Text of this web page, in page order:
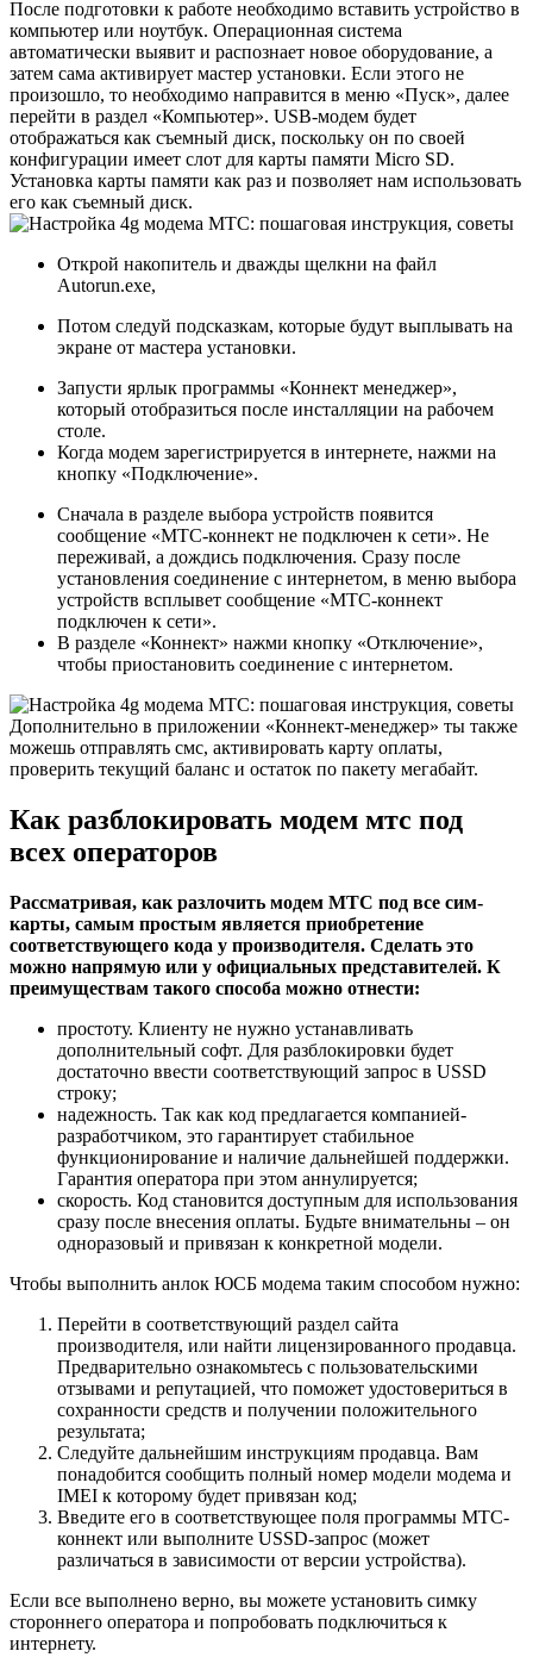
После подготовки к работе необходимо вставить устройство в
компьютер или ноутбук. Операционная система
автоматически выявит и распознает новое оборудование, а
затем сама активирует мастер установки. Если этого не
произошло, то необходимо направится в меню «Пуск», далее
перейти в раздел «Компьютер». USB-модем будет
отображаться как съемный диск, поскольку он по своей
конфигурации имеет слот для карты памяти Micro SD.
Установка карты памяти как раз и позволяет нам использовать
его как съемный диск.
Открой накопитель и дважды щелкни на файл
Autorun.exe,
Потом следуй подсказкам, которые будут выплывать на
экране от мастера установки.
Запусти ярлык программы «Коннект менеджер»,
который отобразиться после инсталляции на рабочем
столе.
Когда модем зарегистрируется в интернете, нажми на
кнопку «Подключение».
Сначала в разделе выбора устройств появится
сообщение «МТС-коннект не подключен к сети». Не
переживай, а дождись подключения. Сразу после
установления соединение с интернетом, в меню выбора
устройств всплывет сообщение «МТС-коннект
подключен к сети».
В разделе «Коннект» нажми кнопку «Отключение»,
чтобы приостановить соединение с интернетом.
Дополнительно в приложении «Коннект-менеджер» ты также
можешь отправлять смс, активировать карту оплаты,
проверить текущий баланс и остаток по пакету мегабайт.
Как разблокировать модем мтс под
всех операторов
Рассматривая, как разлочить модем МТС под все сим-
карты, самым простым является приобретение
соответствующего кода у производителя. Сделать это
можно напрямую или у официальных представителей. К
преимуществам такого способа можно отнести:
простоту. Клиенту не нужно устанавливать
дополнительный софт. Для разблокировки будет
достаточно ввести соответствующий запрос в USSD
строку;
надежность. Так как код предлагается компанией-
разработчиком, это гарантирует стабильное
функционирование и наличие дальнейшей поддержки.
Гарантия оператора при этом аннулируется;
скорость. Код становится доступным для использования
сразу после внесения оплаты. Будьте внимательны – он
одноразовый и привязан к конкретной модели.
Чтобы выполнить анлок ЮСБ модема таким способом нужно:
Перейти в соответствующий раздел сайта
производителя, или найти лицензированного продавца.
Предварительно ознакомьтесь с пользовательскими
отзывами и репутацией, что поможет удостовериться в
сохранности средств и получении положительного
результата;
Следуйте дальнейшим инструкциям продавца. Вам
понадобится сообщить полный номер модели модема и
IMEI к которому будет привязан код;
Введите его в соответствующее поля программы МТС-
коннект или выполните USSD-запрос (может
различаться в зависимости от версии устройства).
Если все выполнено верно, вы можете установить симку
стороннего оператора и попробовать подключиться к
интернету.